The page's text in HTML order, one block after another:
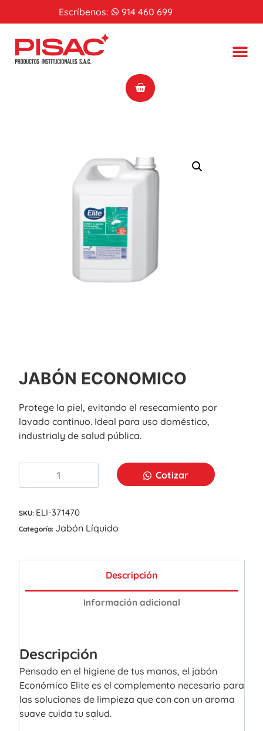
Escríbenos: 914 460 699
JABÓN ECONOMICO
Protege la piel, evitando el resecamiento por
lavado continuo. Ideal para uso doméstico,
industrialy de salud pública.
Cotizar
SKU: ELI-371470
Categoría: Jabón Líquido
Descripción
Información adicional
Descripción
Pensado en el higiene de tus manos, el jabón
Económico Elite es el complemento necesario para
las soluciones de limpieza que con con un aroma
suave cuida tu salud.